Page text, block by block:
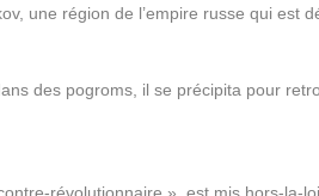
une région de l’empire russe qui est
des pogroms, il se précipita pour